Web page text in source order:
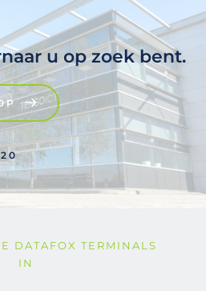
u op zoek bent.
DATAFOX TERMINALS
IN